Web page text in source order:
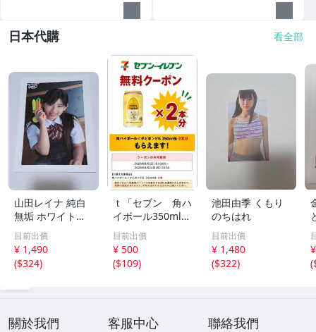
日本代購 看全部
山田レイナ 純白
無垢 ホワイトレ
ーベル 特典品
目前出價
¥ 1,490
($324)
ｔ「セブン 角ハ
イボール350ml
2枚分」
目前出價
¥ 500
($109)
池田由季 くもり
のちはれ
目前出價
¥ 1,480
($322)
(
關於我們 客服中心 聯絡我們